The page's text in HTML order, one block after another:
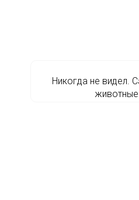
Никогда не видел.